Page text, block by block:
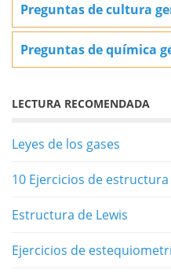
Preguntas de cultura
Preguntas de química
LECTURA RECOMENDADA
Leyes de los gases
10 Ejercicios de estructura
Estructura de Lewis
Ejercicios de